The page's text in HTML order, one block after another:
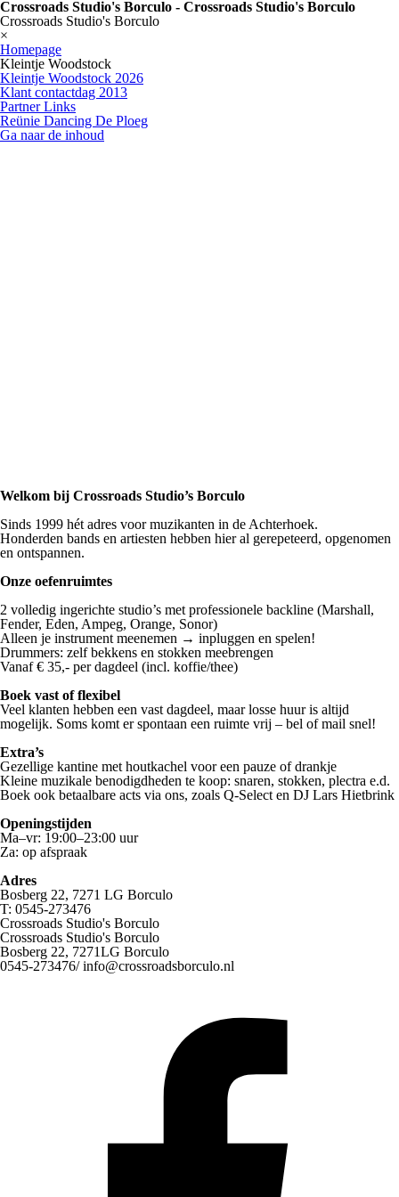
Crossroads Studio's Borculo - Crossroads Studio's Borculo
Crossroads Studio's Borculo
×
Homepage
Kleintje Woodstock
Kleintje Woodstock 2026
Klant contactdag 2013
Partner Links
Reünie Dancing De Ploeg
Ga naar de inhoud
Welkom bij Crossroads Studio’s Borculo
Sinds 1999 hét adres voor muzikanten in de Achterhoek.
Honderden bands en artiesten hebben hier al gerepeteerd, opgenomen
en ontspannen.
Onze oefenruimtes
2 volledig ingerichte studio’s met professionele backline (Marshall,
Fender, Eden, Ampeg, Orange, Sonor)
Alleen je instrument meenemen → inpluggen en spelen!
Drummers: zelf bekkens en stokken meebrengen
Vanaf € 35,- per dagdeel (incl. koffie/thee)
Boek vast of flexibel
Veel klanten hebben een vast dagdeel, maar losse huur is altijd
mogelijk. Soms komt er spontaan een ruimte vrij – bel of mail snel!
Extra’s
Gezellige kantine met houtkachel voor een pauze of drankje
Kleine muzikale benodigdheden te koop: snaren, stokken, plectra e.d.
Boek ook betaalbare acts via ons, zoals Q-Select en DJ Lars Hietbrink
Openingstijden
Ma–vr: 19:00–23:00 uur
Za: op afspraak
Adres
Bosberg 22, 7271 LG Borculo
T: 0545-273476
Crossroads Studio's Borculo
Crossroads Studio's Borculo
Bosberg 22, 7271LG Borculo
0545-273476/info@crossroadsborculo.nl